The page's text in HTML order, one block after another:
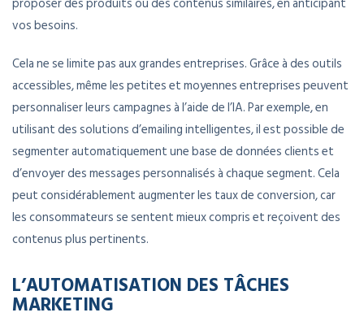
vos besoins.
Cela ne se limite pas aux grandes entreprises. Grâce à des outils
accessibles, même les petites et moyennes entreprises peuvent
personnaliser leurs campagnes à l’aide de l’IA. Par exemple, en
utilisant des solutions d’emailing intelligentes, il est possible de
segmenter automatiquement une base de données clients et
d’envoyer des messages personnalisés à chaque segment. Cela
peut considérablement augmenter les taux de conversion, car
les consommateurs se sentent mieux compris et reçoivent des
contenus plus pertinents.
L’AUTOMATISATION DES TÂCHES
MARKETING